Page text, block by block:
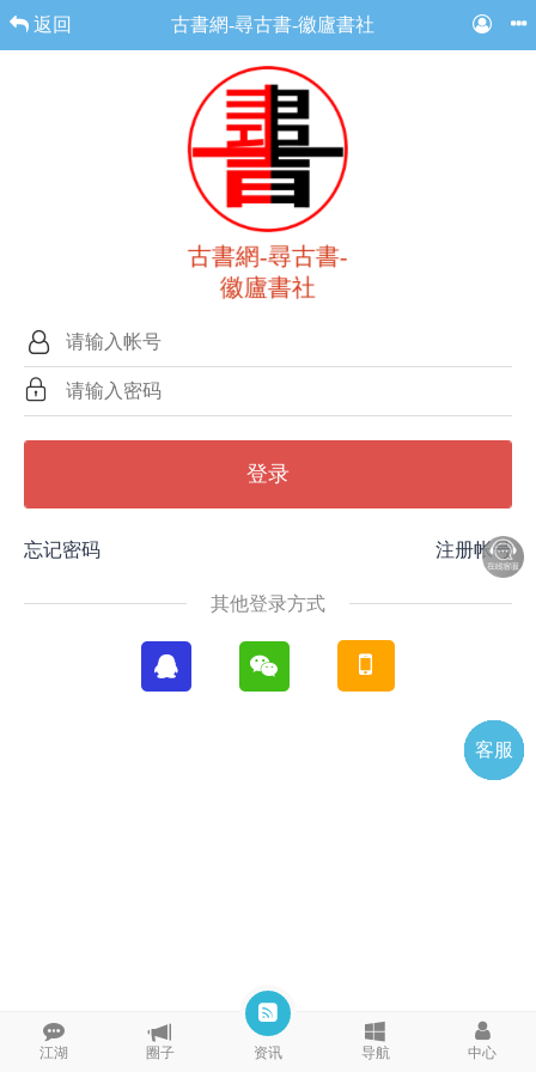
返回 古書網-尋古書-徽廬書社
古書網-尋古書-
徽廬書社
登录
忘记密码 注册帐号
其他登录方式
江湖 圈子 资讯 导航 中心
客服
QQ
电话
微信
微聊
TOP